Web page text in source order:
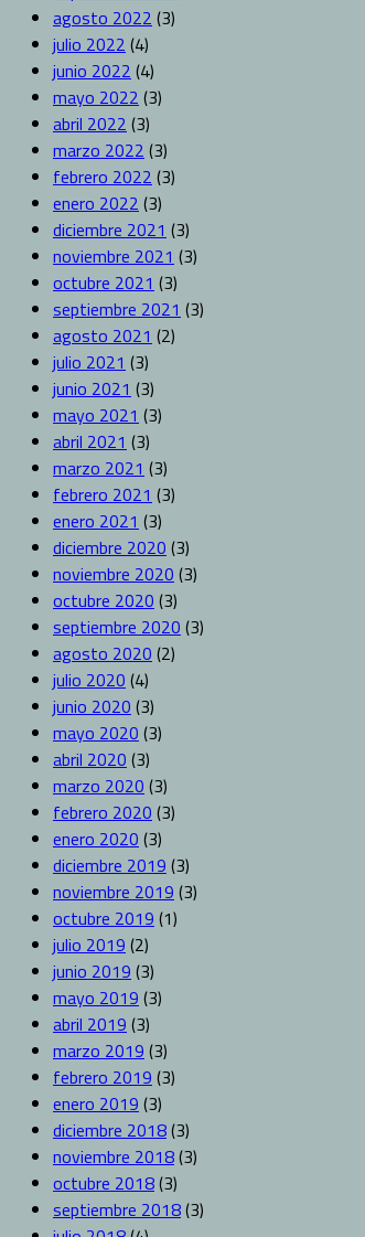
agosto 2022 (3)
julio 2022 (4)
junio 2022 (4)
mayo 2022 (3)
abril 2022 (3)
marzo 2022 (3)
febrero 2022 (3)
enero 2022 (3)
diciembre 2021 (3)
noviembre 2021 (3)
octubre 2021 (3)
septiembre 2021 (3)
agosto 2021 (2)
julio 2021 (3)
junio 2021 (3)
mayo 2021 (3)
abril 2021 (3)
marzo 2021 (3)
febrero 2021 (3)
enero 2021 (3)
diciembre 2020 (3)
noviembre 2020 (3)
octubre 2020 (3)
septiembre 2020 (3)
agosto 2020 (2)
julio 2020 (4)
junio 2020 (3)
mayo 2020 (3)
abril 2020 (3)
marzo 2020 (3)
febrero 2020 (3)
enero 2020 (3)
diciembre 2019 (3)
noviembre 2019 (3)
octubre 2019 (1)
julio 2019 (2)
junio 2019 (3)
mayo 2019 (3)
abril 2019 (3)
marzo 2019 (3)
febrero 2019 (3)
enero 2019 (3)
diciembre 2018(3)
noviembre 2018(3)
octubre 2018(3)
septiembre 2018(3)